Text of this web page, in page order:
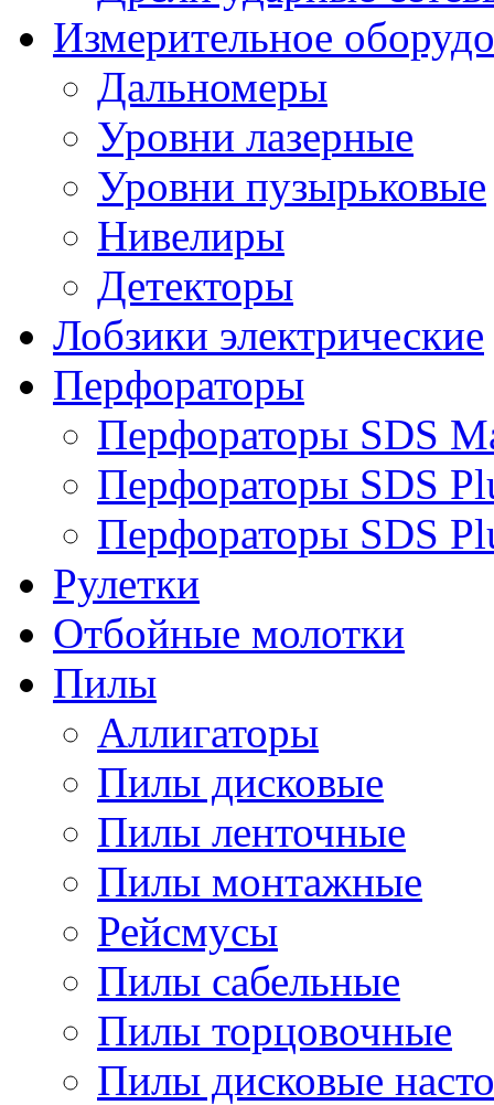
Измерительное
Дальномеры
Уровни лазерные
Уровни пузырьковые
Нивелиры
Детекторы
Лобзики электрические
Перфораторы
Перфораторы SDS
Перфораторы SDS
Перфораторы SDS
Рулетки
Отбойные молотки
Пилы
Аллигаторы
Пилы дисковые
Пилы ленточные
Пилы монтажные
Рейсмусы
Пилы сабельные
Пилы торцовочные
Пилы дисковые